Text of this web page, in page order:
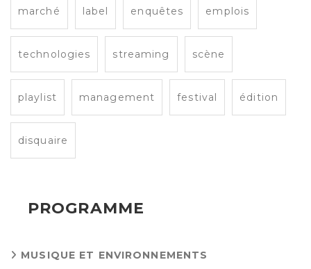
marché label enquêtes emplois
technologies streaming scène
playlist management festival édition
disquaire
PROGRAMME
MUSIQUE ET ENVIRONNEMENTS